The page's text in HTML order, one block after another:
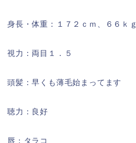
身長・体重：１７２ｃｍ、６６ｋｇ
視力：両目１．５
頭髪：早くも薄毛始まってます
聴力：良好
唇：タラコ